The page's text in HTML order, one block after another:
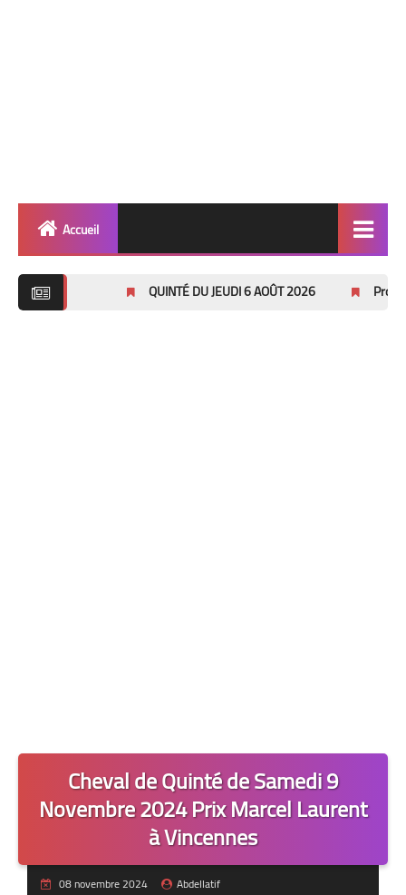
Accueil
QUINTÉ DU JEUDI 6 AOÛT 2026 Pronostics Pmu
Cheval de Quinté de Samedi 9
Novembre 2024 Prix Marcel Laurent
à Vincennes
08 novembre 2024
Abdellatif